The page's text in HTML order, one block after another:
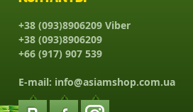
+38 (093)8906209 Viber
+38 (093)8906209
+66 (917) 907 539
E-mail: info@asiamshop.com.ua